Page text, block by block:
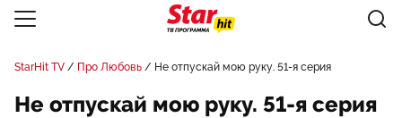
StarHit TV Про Любовь Не отпускай мою руку. 51-я серия
Не отпускай мою руку. 51-я серия